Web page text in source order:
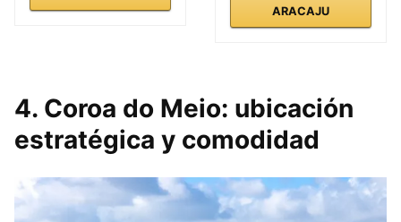
ARACAJU
4. Coroa do Meio: ubicación
estratégica y comodidad